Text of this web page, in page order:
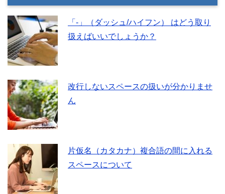
「-」（ダッシュ/ハイフン） はどう取り
扱えばいいでしょうか？
改行しないスペースの扱いが分かりませ
ん
片仮名（カタカナ）複合語の間に入れる
スペースについて